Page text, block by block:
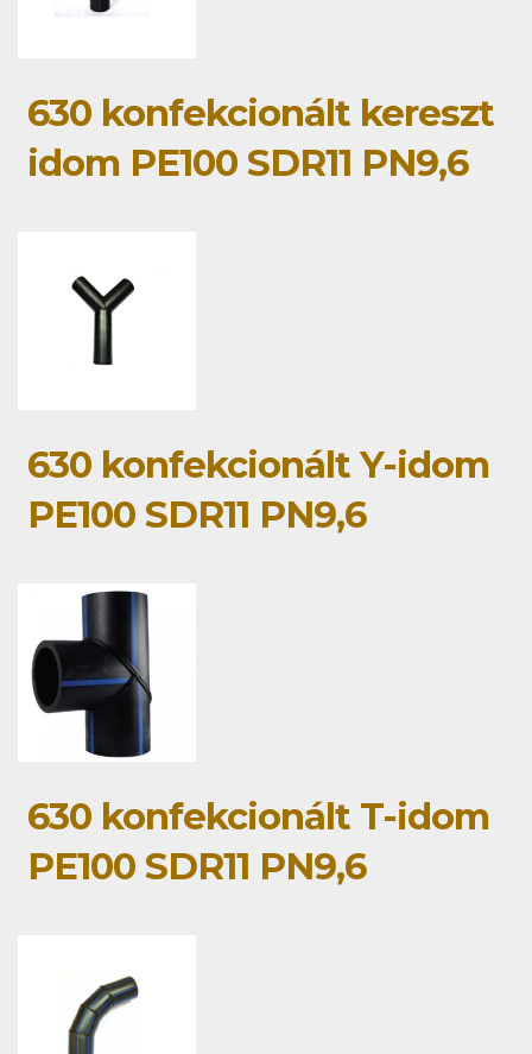
630 konfekcionált kereszt
idom PE100 SDR11 PN9,6
630 konfekcionált Y-idom
PE100 SDR11 PN9,6
630 konfekcionált T-idom
PE100 SDR11 PN9,6